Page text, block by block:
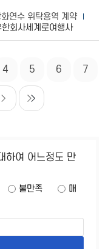
연수 위탁용역 계약
한회사세계로여행사
4 5 6 7
하여 어느정도 만
불만족
매